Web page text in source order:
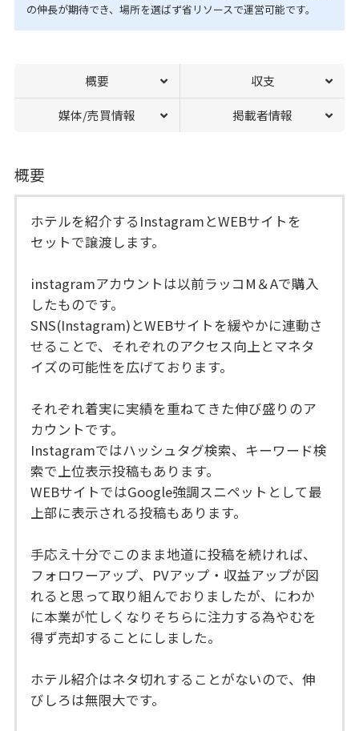
の伸長が期待でき、場所を選ばず省リソースで運営可能です。
概要 収支
媒体/売買情報 掲載者情報
概要
ホテルを紹介するInstagramとWEBサイトを
セットで譲渡します。
instagramアカウントは以前ラッコM＆Aで購入
したものです。
SNS(Instagram)とWEBサイトを緩やかに連動さ
せることで、それぞれのアクセス向上とマネタ
イズの可能性を広げております。
それぞれ着実に実績を重ねてきた伸び盛りのア
カウントです。
Instagramではハッシュタグ検索、キーワード検
索で上位表示投稿もあります。
WEBサイトではGoogle強調スニペットとして最
上部に表示される投稿もあります。
手応え十分でこのまま地道に投稿を続ければ、
フォロワーアップ、PVアップ・収益アップが図
れると思って取り組んでおりましたが、にわか
に本業が忙しくなりそちらに注力する為やむを
得ず売却することにしました。
ホテル紹介はネタ切れすることがないので、伸
びしろは無限大です。